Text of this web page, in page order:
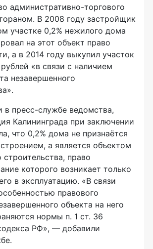
административно-торгового
В 2008 году застройщик
участке 0,2% нежилого дома
на этот объект право
а в 2014 году выкупил участок
«в связи с наличием
незавершенного
в пресс-службе ведомства,
Калининграда при заключении
что 0,2% дома не признаётся
а является объектом
строительства, право
которого возникает только
в эксплуатацию. «В связи
правового
объекта на него
нормы п. 1 ст. 36
РФ», — добавили
.